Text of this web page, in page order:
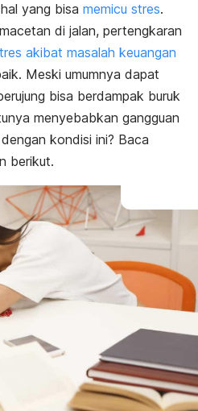
yang bisa memicu stres.
di jalan, pertengkaran
akibat masalah keuangan
Meski umumnya dapat
bisa berdampak buruk
menyebabkan gangguan
kondisi ini? Baca
berikut.